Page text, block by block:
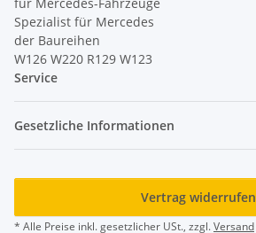
Spezialist für Mercedes
der Baureihen
W126 W220 R129 W123
Service
Gesetzliche Informationen
Vertrag widerrufen
* Alle Preise inkl. gesetzlicher USt., zzgl.Versand